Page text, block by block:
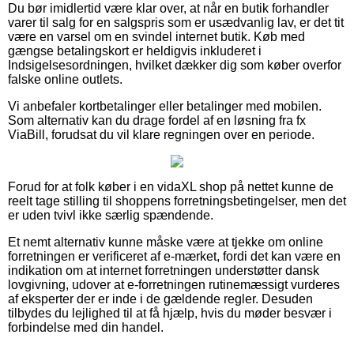
Du bør imidlertid være klar over, at når en butik forhandler
varer til salg for en salgspris som er usædvanlig lav, er det tit
være en varsel om en svindel internet butik. Køb med
gængse betalingskort er heldigvis inkluderet i
Indsigelsesordningen, hvilket dækker dig som køber overfor
falske online outlets.
Vi anbefaler kortbetalinger eller betalinger med mobilen.
Som alternativ kan du drage fordel af en løsning fra fx
ViaBill, forudsat du vil klare regningen over en periode.
Forud for at folk køber i en vidaXL shop på nettet kunne de
reelt tage stilling til shoppens forretningsbetingelser, men det
er uden tvivl ikke særlig spændende.
Et nemt alternativ kunne måske være at tjekke om online
forretningen er verificeret af e-mærket, fordi det kan være en
indikation om at internet forretningen understøtter dansk
lovgivning, udover at e-forretningen rutinemæssigt vurderes
af eksperter der er inde i de gældende regler. Desuden
tilbydes du lejlighed til at få hjælp, hvis du møder besvær i
forbindelse med din handel.